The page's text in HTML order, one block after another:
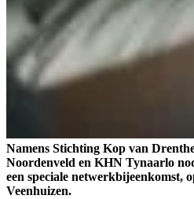
Namens Stichting Kop van
Noordenveld en KHN Tynaarlo
een speciale netwerkbijeenkomst,
Veenhuizen.